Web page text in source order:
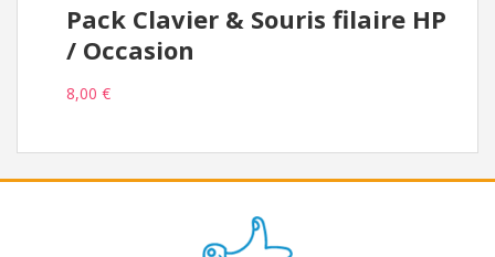
Pack Clavier & Souris filaire HP
/ Occasion
8,00 €